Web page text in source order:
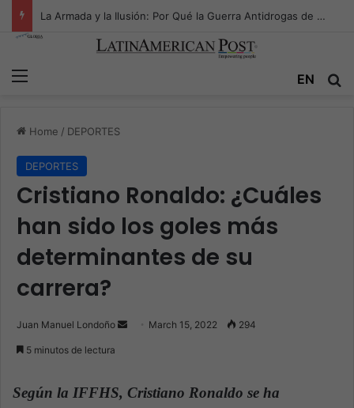
La Armada y la Ilusión: Por Qué la Guerra Antidrogas de Estados Unidos Pelea en el Océano Equivocado
EN
Home / DEPORTES
DEPORTES
Cristiano Ronaldo: ¿Cuáles
han sido los goles más
determinantes de su
carrera?
Juan Manuel Londoño
a
March 15, 2022 294
5 minutos de lectura
Según la IFFHS, Cristiano Ronaldo se ha